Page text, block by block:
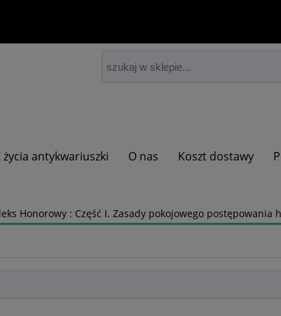
życia antykwariuszki O nas Koszt dostawy
Honorowy : Część I. Zasady pokojowego postępowania